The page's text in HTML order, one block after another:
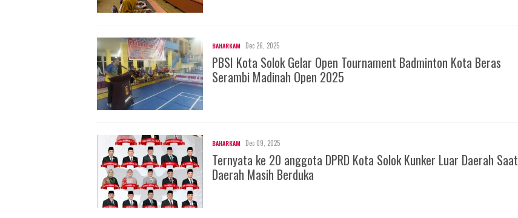
BAHARKAM Dec 26, 2025
PBSI Kota Solok Gelar Open Tournament Badminton Kota Beras
Serambi Madinah Open 2025
BAHARKAM Dec 09, 2025
Ternyata ke 20 anggota DPRD Kota Solok Kunker Luar Daerah Saat
Daerah Masih Berduka